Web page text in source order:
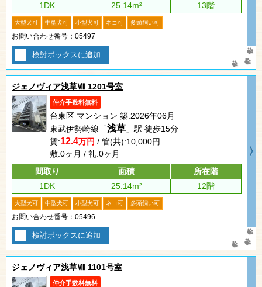
1DK
25.14m² 13階
大型犬可 中型犬可 小型犬可 ネコ可 多頭飼い可
お問い合わせ番号：05497
検討ボックスに追加
ジェノヴィア浅草Ⅷ 1201号室
仲介手数料無料
台東区 マンション 築:2026年06月
東武伊勢崎線「浅草 」駅 徒歩15分
賃:12.4万円 / 管(共):10,000円
敷:0ヶ月 / 礼:0ヶ月
間取り
面積
所在階
1DK
25.14m² 12階
大型犬可 中型犬可 小型犬可 ネコ可 多頭飼い可
お問い合わせ番号：05496
検討ボックスに追加
ジェノヴィア浅草Ⅷ 1101号室
仲介手数料無料